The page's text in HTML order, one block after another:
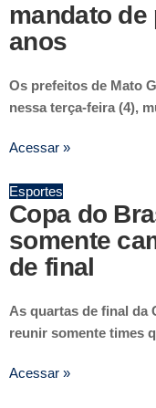
mandato de
anos
Os prefeitos de Mato
nessa terça-feira (4),
Acessar »
Esportes
Copa do
somente
de final
As quartas de final da
reunir somente times
Acessar »